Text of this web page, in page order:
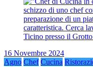
16 Novembre 2024
Agno Chef Cucina